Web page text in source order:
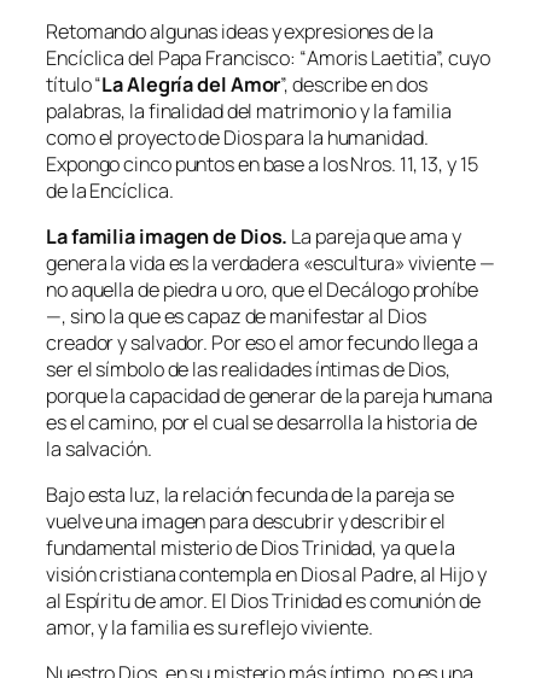
Retomando algunas ideas y expresiones de la
Encíclica del Papa Francisco: “Amoris Laetitia”, cuyo
título “La Alegría del Amor”, describe en dos
palabras, la finalidad del matrimonio y la familia
como el proyecto de Dios para la humanidad.
Expongo cinco puntos en base a los Nros. 11, 13, y 15
de la Encíclica.
La familia imagen de Dios. La pareja que ama y
genera la vida es la verdadera «escultura» viviente —
no aquella de piedra u oro, que el Decálogo prohíbe
—, sino la que es capaz de manifestar al Dios
creador y salvador. Por eso el amor fecundo llega a
ser el símbolo de las realidades íntimas de Dios,
porque la capacidad de generar de la pareja humana
es el camino, por el cual se desarrolla la historia de
la salvación.
Bajo esta luz, la relación fecunda de la pareja se
vuelve una imagen para descubrir y describir el
fundamental misterio de Dios Trinidad, ya que la
visión cristiana contempla en Dios al Padre, al Hijo y
al Espíritu de amor. El Dios Trinidad es comunión de
amor, y la familia es su reflejo viviente.